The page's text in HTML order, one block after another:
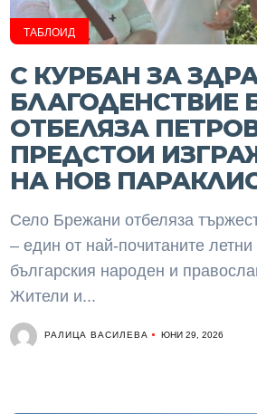
ТАБЛОИД
С КУРБАН ЗА
БЛАГОДЕНСТВИЕ
ОТБЕЛЯЗА
ПРЕДСТОИ
НА НОВ
Село Брежани отбеляза
– един от най-почитаните
българския народен и
Жители и...
РАЛИЦА ВАСИЛЕВА ЮНИ 29, 2026